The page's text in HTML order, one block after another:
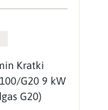
Kratki
G20 9 kW
G20)